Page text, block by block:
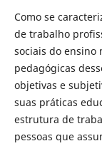
Como se
de trabalho
sociais do ensino
pedagógicas
objetivas e
suas práticas
estrutura de
pessoas que